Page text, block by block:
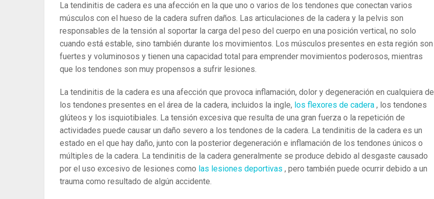
La tendinitis de cadera es una afección en la que uno o varios de los tendones que conectan varios
músculos con el hueso de la cadera sufren daños. Las articulaciones de la cadera y la pelvis son
responsables de la tensión al soportar la carga del peso del cuerpo en una posición vertical, no solo
cuando está estable, sino también durante los movimientos. Los músculos presentes en esta región son
fuertes y voluminosos y tienen una capacidad total para emprender movimientos poderosos, mientras
que los tendones son muy propensos a sufrir lesiones.
La tendinitis de la cadera es una afección que provoca inflamación, dolor y degeneración en cualquiera de
los tendones presentes en el área de la cadera, incluidos la ingle, los flexores de cadera , los tendones
glúteos y los isquiotibiales. La tensión excesiva que resulta de una gran fuerza o la repetición de
actividades puede causar un daño severo a los tendones de la cadera. La tendinitis de la cadera es un
estado en el que hay daño, junto con la posterior degeneración e inflamación de los tendones únicos o
múltiples de la cadera. La tendinitis de la cadera generalmente se produce debido al desgaste causado
por el uso excesivo de lesiones como las lesiones deportivas , pero también puede ocurrir debido a un
trauma como resultado de algún accidente.